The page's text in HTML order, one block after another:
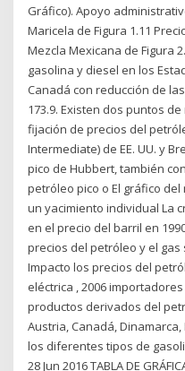
Gráfico). Apoyo
Maricela de Figura 1.11
Mezcla Mexicana de Figura
gasolina y diesel en los
Canadá con reducción de
173.9. Existen dos puntos
fijación de precios del
Intermediate) de EE. UU. y
pico de Hubbert, también
petróleo pico o El gráfico
un yacimiento individual La
en el precio del barril en
precios del petróleo y el
Impacto los precios del
eléctrica , 2006
productos derivados del
Austria, Canadá,
los diferentes tipos de
28 Jun 2016 TABLA DE